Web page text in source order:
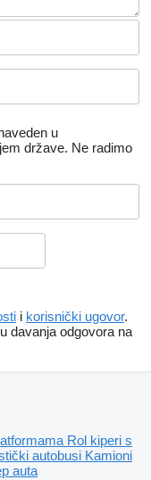
u
države. Ne radimo
i korisnički ugovor.
davanja odgovora na
Rol kiperi s
autobusi Kamioni
auta